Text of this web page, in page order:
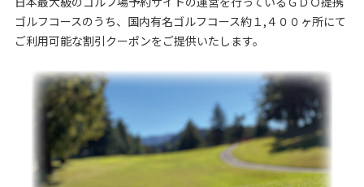
ゴルフコースのうち、国内有名ゴルフコース約１,４００ヶ所にて
ご利用可能な割引クーポンをご提供いたします。